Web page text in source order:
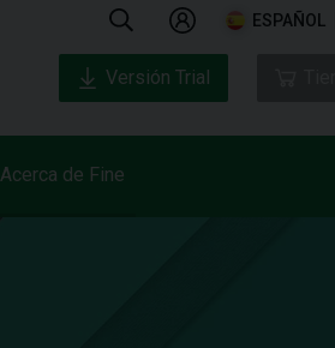
ESPAÑOL
Acerca de Fine
Versión Trial